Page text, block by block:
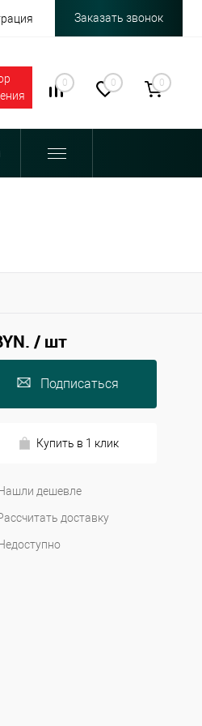
Заказать звонок
0 0 0
/ шт
Подписаться
Купить в 1 клик
Нашли дешевле
доставку
Недоступно